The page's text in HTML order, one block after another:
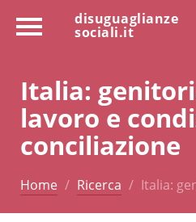
disuguaglianze
sociali.it
Italia:
lavoro e
conciliazione
Home Ricerca Italia: